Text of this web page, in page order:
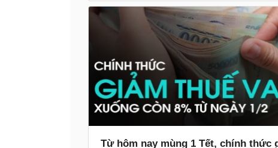
điện tử. Đây là tiền đề để triển khai hóa đơn
điện tử đối với hộ, cá nhân kinh doanh.